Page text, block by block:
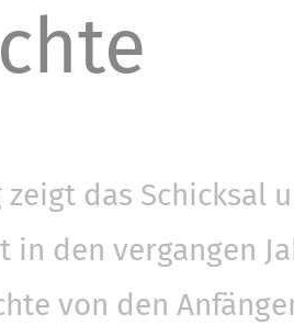
zeigt das Schicksal
in den vergangen
von den